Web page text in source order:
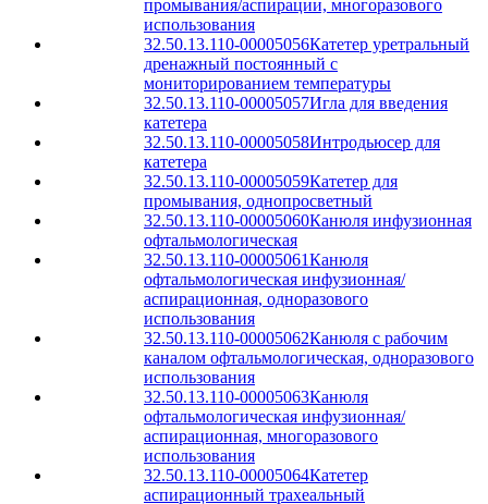
промывания/аспирации, многоразового
использования
32.50.13.110-00005056Катетер уретральный
дренажный постоянный с
мониторированием температуры
32.50.13.110-00005057Игла для введения
катетера
32.50.13.110-00005058Интродьюсер для
катетера
32.50.13.110-00005059Катетер для
промывания, однопросветный
32.50.13.110-00005060Канюля инфузионная
офтальмологическая
32.50.13.110-00005061Канюля
офтальмологическая инфузионная/
аспирационная, одноразового
использования
32.50.13.110-00005062Канюля с рабочим
каналом офтальмологическая, одноразового
использования
32.50.13.110-00005063Канюля
офтальмологическая инфузионная/
аспирационная, многоразового
использования
32.50.13.110-00005064Катетер
аспирационный трахеальный